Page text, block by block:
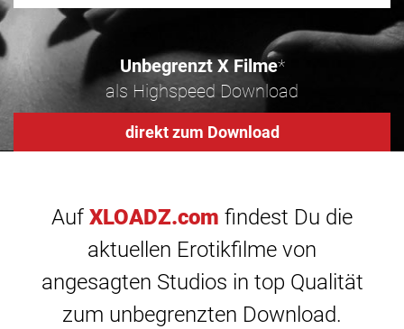
Unbegrenzt X Filme*
als Highspeed Download
direkt zum Download
Auf XLOADZ.com findest Du die
aktuellen Erotikfilme von
angesagten Studios in top Qualität
zum unbegrenzten Download.